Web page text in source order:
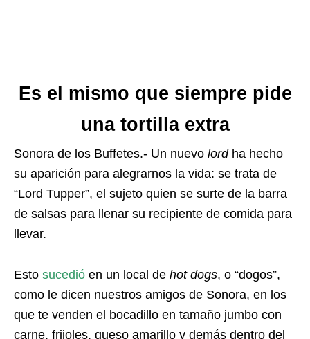
Es el mismo que siempre pide
una tortilla extra
Sonora de los Buffetes.- Un nuevo lordha hecho
su aparición para alegrarnos la vida: se trata de
“Lord Tupper”, el sujeto quien se surte de la barra
de salsas para llenar su recipiente de comida para
llevar.
Esto sucedió en un local de hot dogs, o “dogos”,
como le dicen nuestros amigos de Sonora, en los
que te venden el bocadillo en tamaño jumbo con
carne, frijoles, queso amarillo y demás dentro del